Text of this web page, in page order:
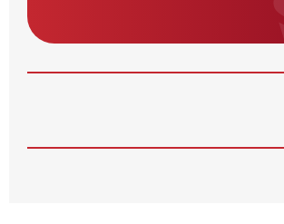
28MAG
APERTE LE ISCRIZIONI PER I CORSI
🌍 RIPARTE LA SECONDA FASE DEL